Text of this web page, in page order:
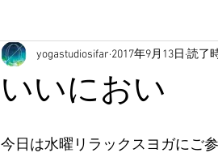
いいにおい
yogastudiosifar 2017年9月13日 読了
今日は水曜リラックスヨガにご